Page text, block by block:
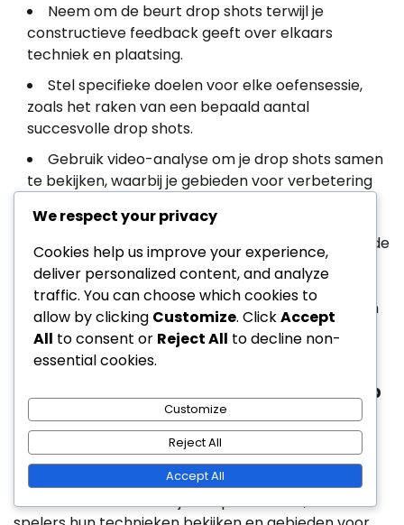
Neem om de beurt drop shots terwijl je
constructieve feedback geeft over elkaars
techniek en plaatsing.
Stel specifieke doelen voor elke oefensessie,
zoals het raken van een bepaald aantal
succesvolle drop shots.
Gebruik video-analyse om je drop shots samen
te bekijken, waarbij je gebieden voor verbetering
Partneroefeningen bevorderen een ondersteunende
omgeving voor spelers om hun drop shot-
vaardigheden te verfijnen. Regelmatige feedback
kan de verbetering versnellen en het vertrouwen in
het uitvoeren van deze slag tijdens wedstrijden
vergroten.
Video-analyse voor verbetering van drop
shots
Video-analyse is een krachtig hulpmiddel voor het
verbeteren van de uitvoering van drop shots. Door
oefensessies of wedstrijden op te nemen, kunnen
We respect your privacy
Cookies help us improve your experience,
deliver personalized content, and analyze
traffic. You can choose which cookies to
allow by clicking Customize. ClickAccept
All to consent or Reject All to decline non-
essential cookies.
Customize
Reject All
Accept All